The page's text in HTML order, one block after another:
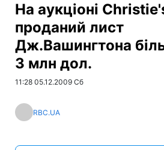
На аукціоні
проданий лист
Дж.Вашингтона
3 млн дол.
11:28 05.12.2009 Сб
RBC.UA